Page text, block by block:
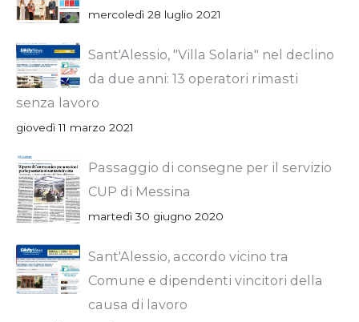
mercoledì 28 luglio 2021
Sant'Alessio, "Villa Solaria" nel declino
da due anni: 13 operatori rimasti
senza lavoro
giovedì 11 marzo 2021
Passaggio di consegne per il servizio
CUP di Messina
martedì 30 giugno 2020
Sant'Alessio, accordo vicino tra
Comune e dipendenti vincitori della
causa di lavoro